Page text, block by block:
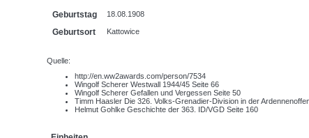
Geburtstag 18.08.1908
Geburtsort Kattowice
Quelle:
http://en.ww2awards.com/person/7534
Wingolf Scherer Westwall 1944/45 Seite 66
Wingolf Scherer Gefallen und Vergessen Seite 50
Timm Haasler Die 326. Volks-Grenadier-Division in der
Helmut Gohlke Geschichte der 363. ID/VGD Seite 160